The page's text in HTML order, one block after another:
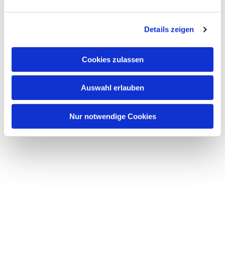
Details zeigen
Cookies zulassen
Auswahl erlauben
Nur notwendige Cookies